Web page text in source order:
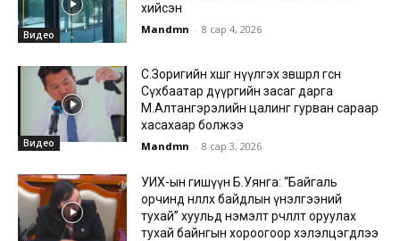
Видео
хийсэн
Mandmn - 8 сар 4, 2026
Видео
С.Зоригийн хөшөөг нүүлгэх зөвшөөрөл өгсөн
Сүхбаатар дүүргийн засаг дарга
М.Алтангэрэлийн цалинг гурван сараар
хасахаар болжээ
Mandmn - 8 сар 3, 2026
УИХ-ын гишүүн Б.Уянга: “Байгаль
орчинд нөлөөлөх байдлын үнэлгээний
тухай” хуульд нэмэлт өөрчлөлт оруулах
тухай байнгын хороогоор хэлэлцэгдлээ